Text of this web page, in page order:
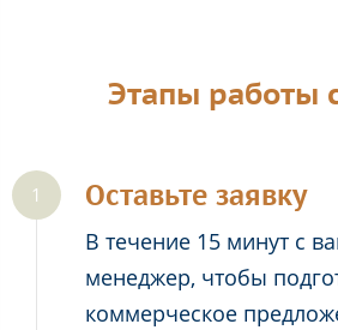
Этапы работы
Оставьте заявку
В течение 15 минут с
менеджер, чтобы
коммерческое